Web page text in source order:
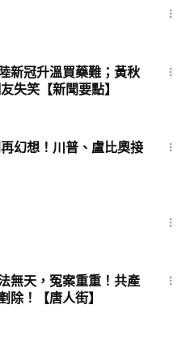
新冠升溫買藥難；黃秋
失笑【新聞要點】
幻想！川普、盧比奧接
無天，冤案重重！共產
除！【唐人街】